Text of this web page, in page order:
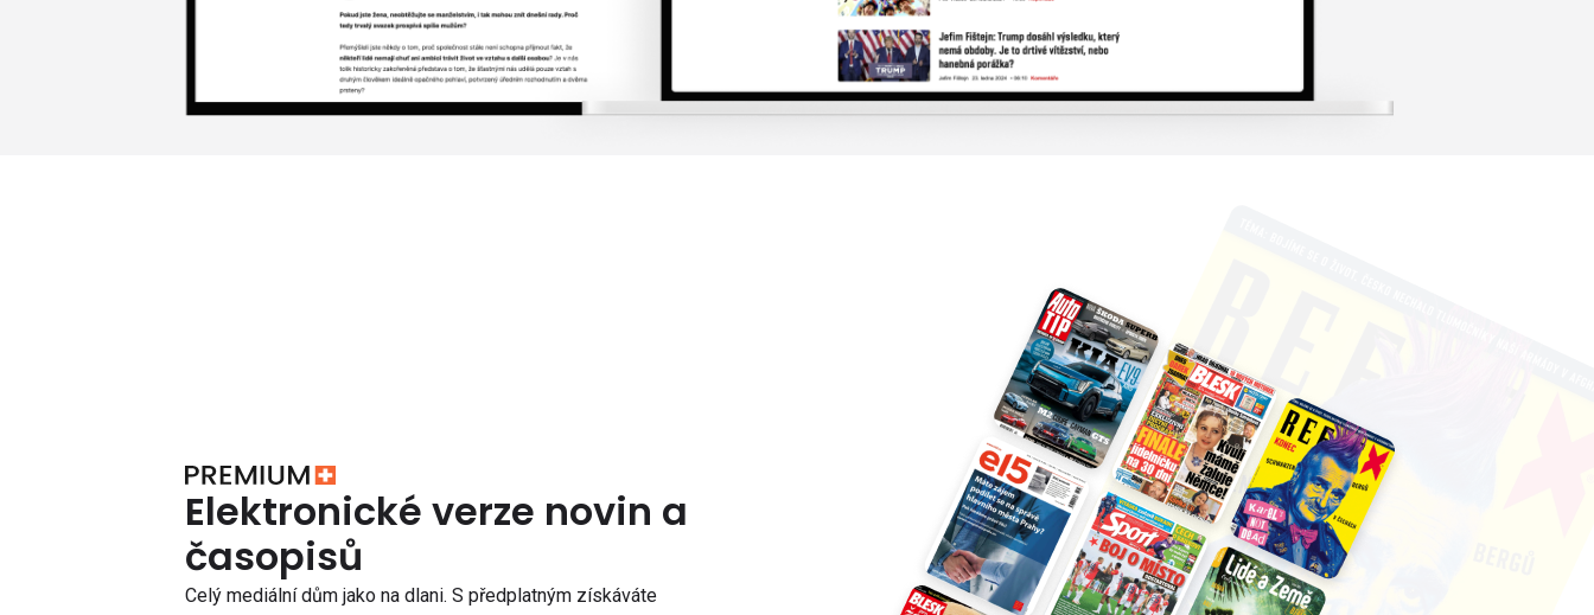
Elektronické verze novin a
časopisů
Celý mediální dům jako na dlani. S předplatným získáváte